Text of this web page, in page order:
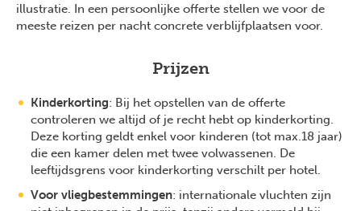
illustratie. In een persoonlijke offerte stellen we voor de
meeste reizen per nacht concrete verblijfplaatsen voor.
Prijzen
Kinderkorting: Bij het opstellen van de offerte
controleren we altijd of je recht hebt op kinderkorting.
Deze korting geldt enkel voor kinderen (tot max.18 jaar)
die een kamer delen met twee volwassenen. De
leeftijdsgrens voor kinderkorting verschilt per hotel.
Voor vliegbestemmingen: internationale vluchten zijn